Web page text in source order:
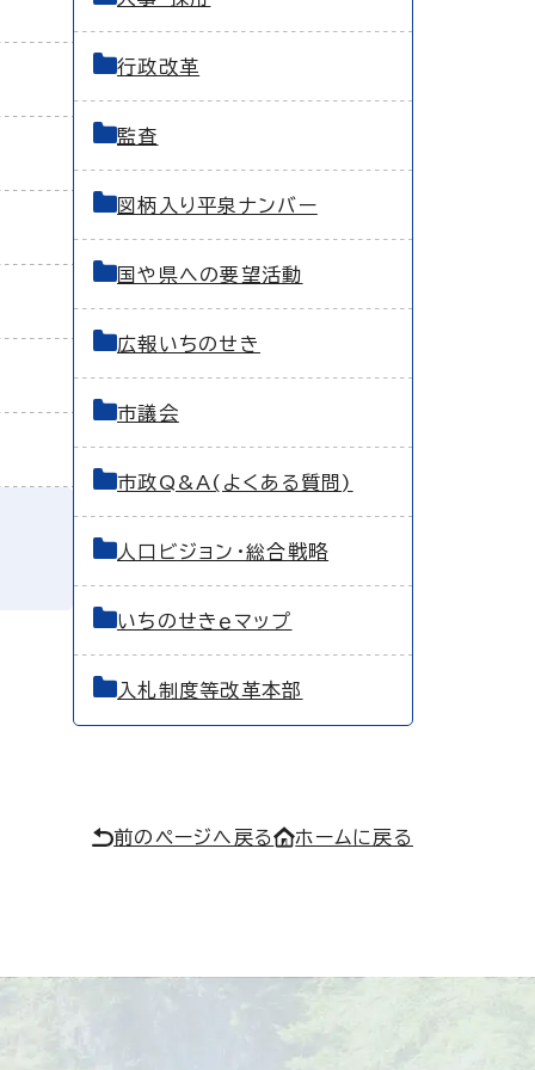
行政改革
監査
図柄入り平泉ナンバー
国や県への要望活動
広報いちのせき
市議会
市政Q&A(よくある質問)
人口ビジョン・総合戦略
いちのせきｅマップ
入札制度等改革本部
前のページへ戻る ホームに戻る